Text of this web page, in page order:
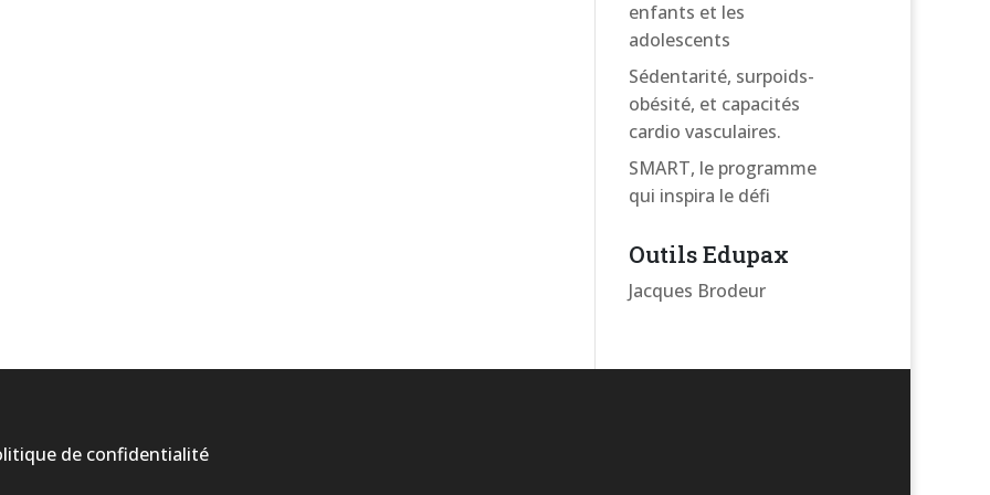
enfants et les
adolescents
Sédentarité, surpoids-
obésité, et capacités
cardio vasculaires.
SMART, le programme
qui inspira le défi
Outils Edupax
Jacques Brodeur
de confidentialité